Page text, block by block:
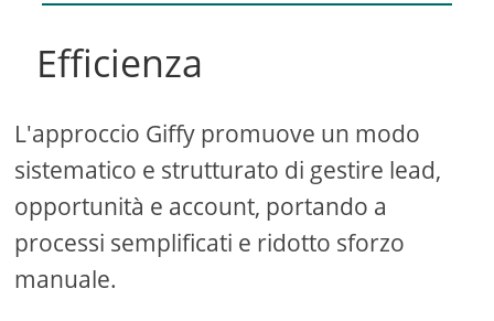
Efficienza
L'approccio Giffy promuove un modo
sistematico e strutturato di gestire lead,
opportunità e account, portando a
processi semplificati e ridotto sforzo
manuale.